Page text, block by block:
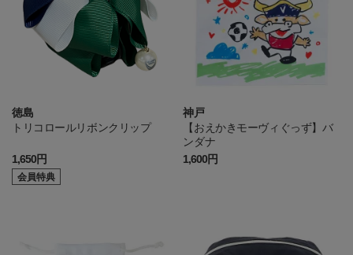
徳島
トリコロールリボンクリップ
1,650円
会員特典
神戸
【おえかきモーヴィぐっず】バ
ンダナ
1,600円